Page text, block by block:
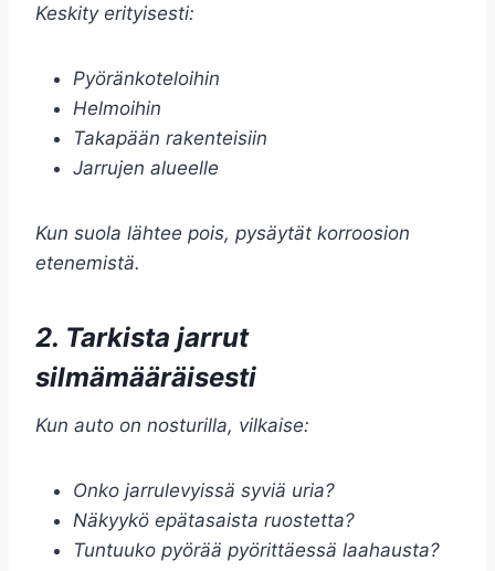
Keskity erityisesti:
Pyöränkoteloihin
Helmoihin
Takapään rakenteisiin
Jarrujen alueelle
Kun suola lähtee pois, pysäytät korroosion
etenemistä.
2. Tarkista jarrut
silmämääräisesti
Kun auto on nosturilla, vilkaise:
Onko jarrulevyissä syviä uria?
Näkyykö epätasaista ruostetta?
Tuntuuko pyörää pyörittäessä laahausta?